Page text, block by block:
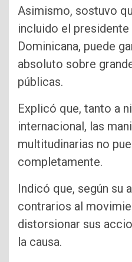
Asimismo, sostuvo
incluido el
Dominicana, puede
absoluto sobre
públicas.
Explicó que, tanto a
internacional, las
multitudinarias no
completamente.
Indicó que, según su
contrarios al
distorsionar sus
la causa.